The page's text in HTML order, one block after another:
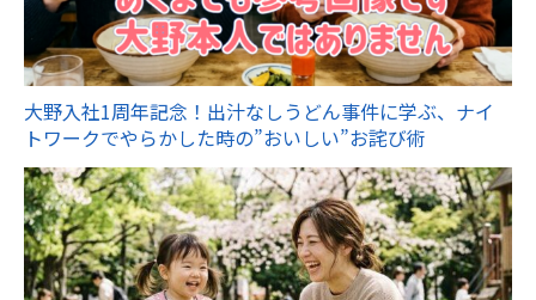
大野入社1周年記念！出汁なしうどん事件に学ぶ、ナイ
トワークでやらかした時の”おいしい”お詫び術